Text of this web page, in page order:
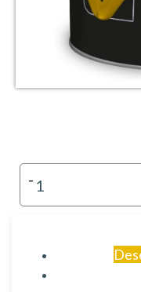
-